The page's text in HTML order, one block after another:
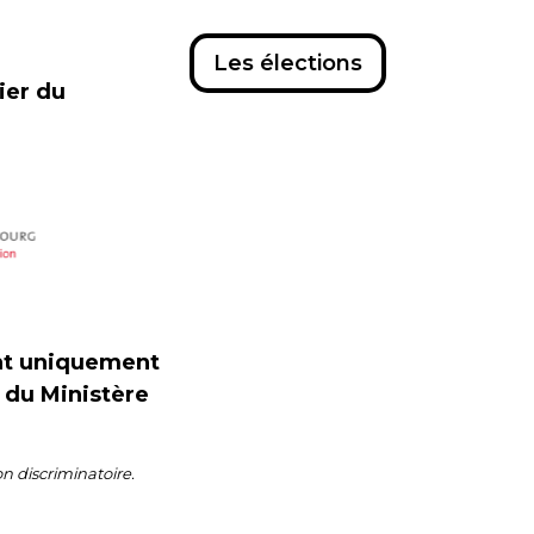
Les élections
du
uniquement
Ministère
discriminatoire.